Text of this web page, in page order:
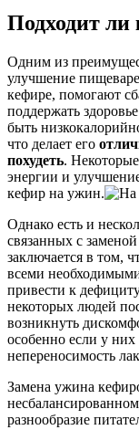
Подходит ли
Одним из
улучшение
кефире, помогают
поддержать
быть
что делает его
похудеть.
энергии и
кефир на ужин.
Однако есть и
связанных с
заключается в том,
всеми
привести к
некоторых людей
возникнуть
особенно если у них
непереносимость
Замена ужина
разнообразие